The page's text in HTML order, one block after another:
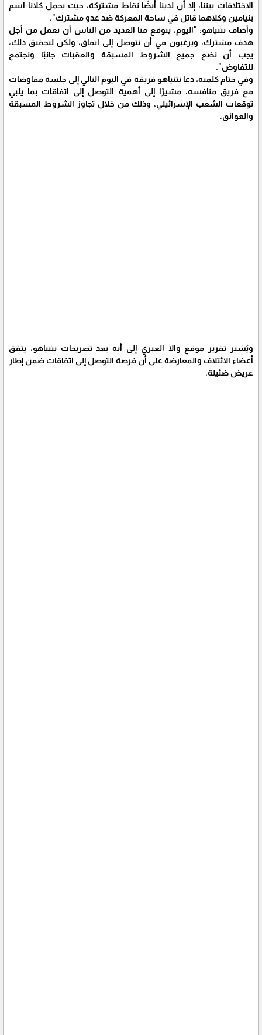
الاختلافات بيننا، إلا أن لدينا أيضًا نقاط مشتركة، حيث يحمل كلانا اسم
بنيامين وكلاهما قاتل في ساحة المعركة ضد عدو مشترك".
وأضاف نتنياهو: "اليوم، يتوقع منا العديد من الناس أن نعمل من أجل
هدف مشترك، ويرغبون في أن نتوصل إلى اتفاق، ولكن لتحقيق ذلك،
يجب أن نضع جميع الشروط المسبقة والعقبات جانبًا ونجتمع
للتفاوض".
وفي ختام كلمته، دعا نتنياهو فريقه في اليوم التالي إلى جلسة مفاوضات
مع فريق منافسه، مشيرًا إلى أهمية التوصل إلى اتفاقات بما يلبي
توقعات الشعب الإسرائيلي، وذلك من خلال تجاوز الشروط المسبقة
والعوائق.
ويُشير تقرير موقع والا العبري إلى أنه بعد تصريحات نتنياهو، يتفق
أعضاء الائتلاف والمعارضة على أن فرصة التوصل إلى اتفاقات ضمن إطار
عريض ضئيلة.